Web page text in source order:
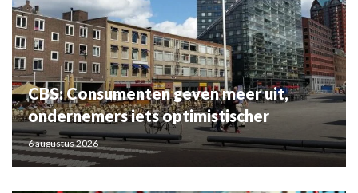
CBS: Consumenten geven meer uit,
ondernemers iets optimistischer
6 augustus 2026